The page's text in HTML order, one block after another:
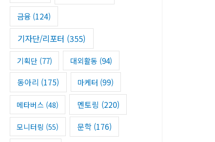
금융 (124)
기자단/리포터 (355)
기획단 (77) 대외활동 (94)
동아리 (175) 마케터 (99)
메타버스 (48) 멘토링 (220)
모니터링 (55) 문학(176)